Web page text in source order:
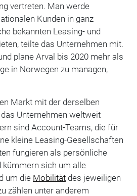
vertreten. Man werde
Kunden in ganz
bekannten Leasing- und
teilte das Unternehmen mit.
plane Arval bis 2020 mehr als
in Norwegen zu managen,
Markt mit der derselben
Unternehmen weltweit
sind Account-Teams, die für
kleine Leasing-Gesellschaften
fungieren als persönliche
kümmern sich um alle
um die Mobilitätdes jeweiligen
zählen unter anderem